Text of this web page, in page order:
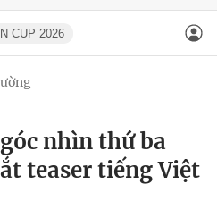
CUP 2026
nhìn thứ ba
teaser tiếng Việt